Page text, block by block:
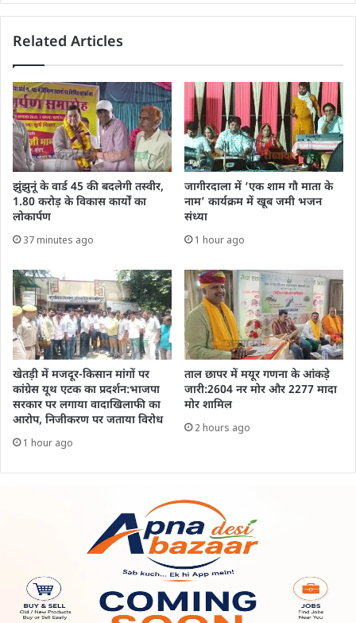
Related Articles
झुंझुनूं के वार्ड 45 की बदलेगी तस्वीर,
1.80 करोड़ के विकास कार्यों का
लोकार्पण
37 minutes ago
जागीरदाला में ‘एक शाम गौ माता के
नाम’ कार्यक्रम में खूब जमी भजन
संध्या
1 hour ago
खेतड़ी में मजदूर-किसान मांगों पर
कांग्रेस यूथ एटक का प्रदर्शन:भाजपा
सरकार पर लगाया वादाखिलाफी का
आरोप, निजीकरण पर जताया विरोध
1 hour ago
ताल छापर में मयूर गणना के आंकड़े
जारी:2604 नर मोर और 2277 मादा
मोर शामिल
2 hours ago